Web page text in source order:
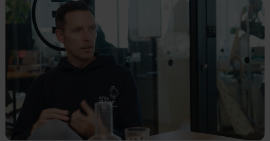
Klanten
Downloads
The Ripple